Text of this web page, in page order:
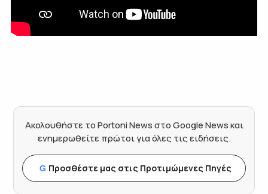
Ακολουθήστε το Portoni News στο Google News και
ενημερωθείτε πρώτοι για όλες τις ειδήσεις.
G Προσθέστε μας στις Προτιμώμενες Πηγές